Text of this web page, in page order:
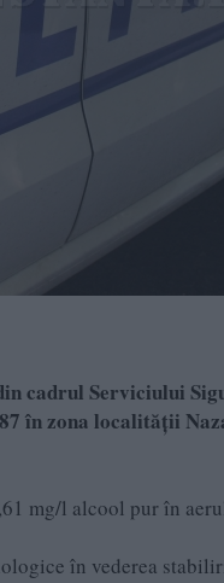
cadrul Serviciului
în zona localității
mg/l alcool pur în
în vederea